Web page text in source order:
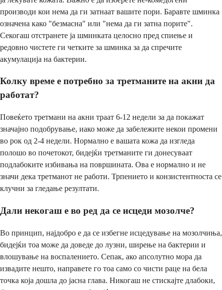
производи кои нема да ги затнаат вашите пори. Баравте шминка
означена како "безмасна" или "нема да ги затна порите".
Секогаш отстранете ја шминката целосно пред спиење и
редовно чистете ги четките за шминка за да спречите
акумулација на бактерии.
Колку време е потребно за третманите на акни да
работат?
Повеќето третмани на акни траат 6-12 недели за да покажат
значајно подобрување, иако може да забележите некои промени
во рок од 2-4 недели. Нормално е вашата кожа да изгледа
полошо во почетокот, бидејќи третманите ги донесуваат
подлабоките избивања на површината. Ова е нормално и не
значи дека третманот не работи. Трпението и конзистентноста се
клучни за гледање резултати.
Дали некогаш е во ред да се исцеди мозолче?
Во принцип, најдобро е да се избегне исцедување на мозолчиња,
бидејќи тоа може да доведе до лузни, ширење на бактерии и
влошување на воспалението. Сепак, ако апсолутно мора да
извадите нешто, направете го тоа само со чисти раце на бела
точка која дошла до јасна глава. Никогаш не стискајте длабоки,